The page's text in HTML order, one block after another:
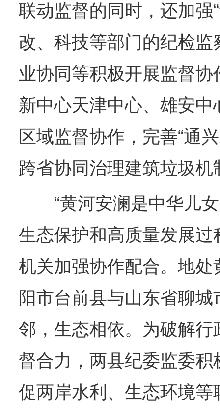
联动监督的同时，还加强
改、科技等部门的纪检
业协同等积极开展监督
新中心天津中心、雄安
区域监督协作，完善“通
跨省协同治理建筑垃圾机
“黄河安澜是中华儿女
生态保护和高质量发展
机关加强协作配合。地处
阳市台前县与山东省聊
邻，生态相依。为破解
督合力，两县纪委监委
促两岸水利、生态环境